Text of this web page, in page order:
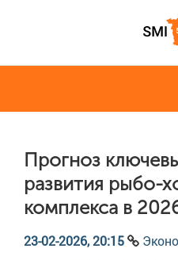
Прогноз
развития рыбо-
комплекса в
23-02-2026, 20:15